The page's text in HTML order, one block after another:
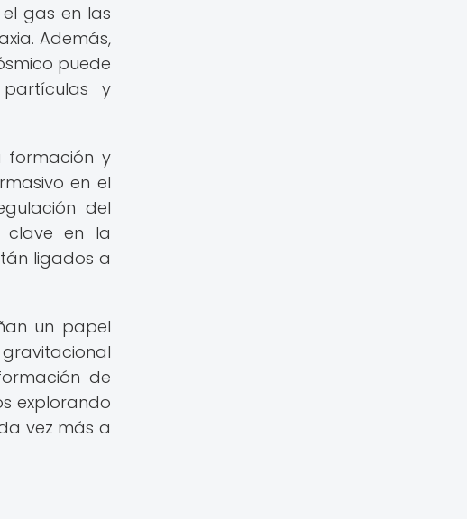
gas en las
Además,
puede
y
formación y
en el
del
clave en la
ligados a
un papel
de
explorando
vez más a